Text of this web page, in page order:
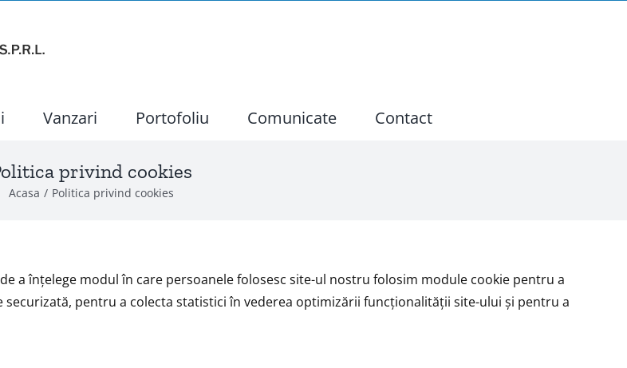
Vanzari Portofoliu Comunicate Contact
privind cookies
Acasa Politica privind cookies
a înţelege modul în care persoanele folosesc site-ul nostru folosim module cookie pentru a
pentru a colecta statistici în vederea optimizării funcționalității site-ului și pentru a